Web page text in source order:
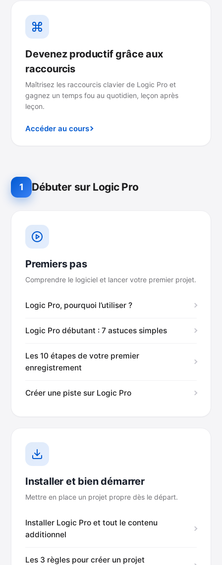
Devenez productif grâce aux
raccourcis
Maîtrisez les raccourcis clavier de Logic Pro et
gagnez un temps fou au quotidien, leçon après
leçon.
Accéder au cours
1 Débuter sur Logic Pro
Premiers pas
Comprendre le logiciel et lancer votre premier projet.
Logic Pro, pourquoi l’utiliser ?
Logic Pro débutant : 7 astuces simples
Les 10 étapes de votre premier
enregistrement
Créer une piste sur Logic Pro
Installer et bien démarrer
Mettre en place un projet propre dès le départ.
Installer Logic Pro et tout le contenu
additionnel
Les 3 règles pour créer un projet